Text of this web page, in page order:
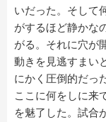
いだった。そして
がするほど静かな
がる。それに穴が
動きを見逃すまい
にかく圧倒的だっ
ここに何をしに来
を魅了した。試合